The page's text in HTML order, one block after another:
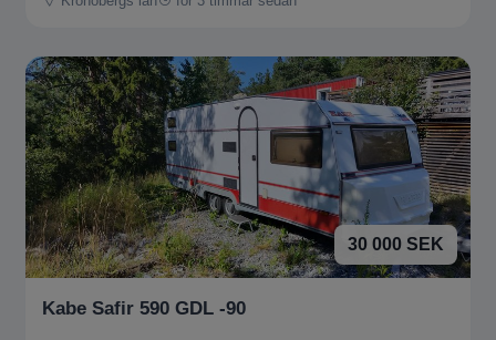
30 000 SEK
Kabe Safir 590 GDL -90